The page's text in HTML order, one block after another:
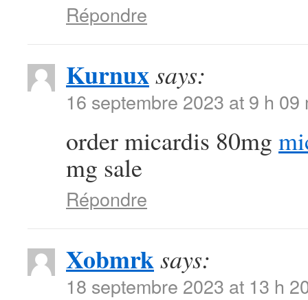
Répondre
Kurnuxsays:
16 septembre 2023 at 9 h 09
order micardis 80mg
mg sale
Répondre
Xobmrksays:
18 septembre 2023 at 13 h